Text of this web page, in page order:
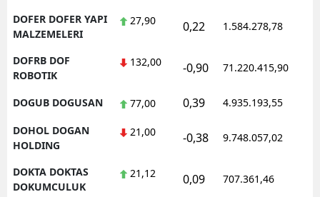
DOFER DOFER YAPI
MALZEMELERI
27,90 0,22 1.584.278,78
DOFRB DOF
ROBOTIK
132,00 -0,90 71.220.415,90
DOGUB DOGUSAN 77,00 0,39 4.935.193,55
DOHOL DOGAN
HOLDING
21,00 -0,38 9.748.057,02
DOKTA DOKTAS
DOKUMCULUK
21,12 0,09 707.361,46